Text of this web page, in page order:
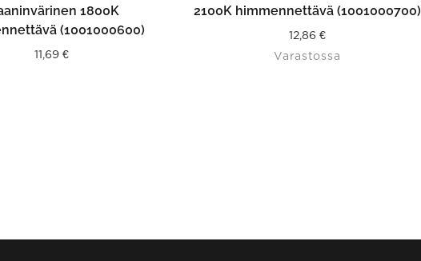
1800K
(1001000600)
11,69 €
2100K himmennettävä (1001000700)
12,86 €
Varastossa